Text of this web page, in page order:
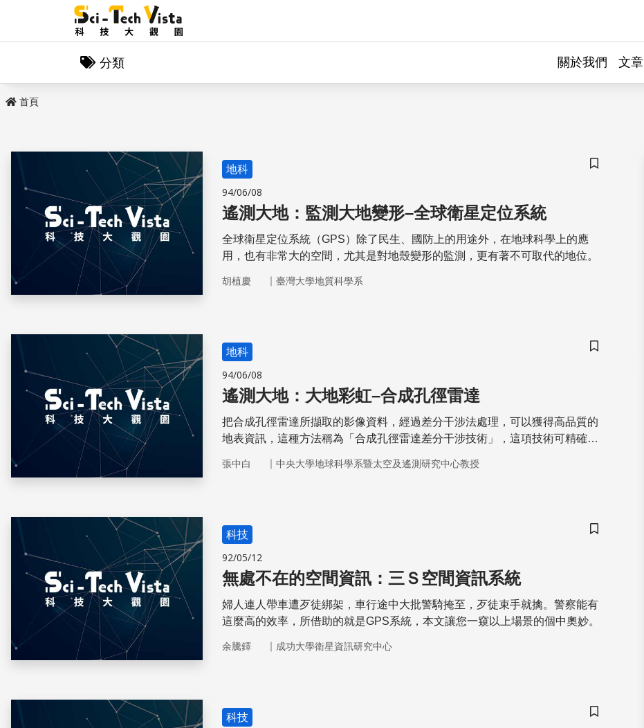
分類 關於我們 文章
首頁
儲存書籤
地科
94/06/08
遙測大地：監測大地變形–全球衛星定位系統
全球衛星定位系統（GPS）除了民生、國防上的用途外，在地球科學上的應
用，也有非常大的空間，尤其是對地殼變形的監測，更有著不可取代的地位。
胡植慶 ｜ 臺灣大學地質科學系
儲存書籤
地科
94/06/08
遙測大地：大地彩虹–合成孔徑雷達
把合成孔徑雷達所擷取的影像資料，經過差分干涉法處理，可以獲得高品質的
地表資訊，這種方法稱為「合成孔徑雷達差分干涉技術」，這項技術可精確地
張中白 ｜ 中央大學地球科學系暨太空及遙測研究中心教授
儲存書籤
科技
92/05/12
無處不在的空間資訊：三Ｓ空間資訊系統
婦人連人帶車遭歹徒綁架，車行途中大批警騎掩至，歹徒束手就擒。警察能有
這麼高的效率，所借助的就是GPS系統，本文讓您一窺以上場景的個中奧妙。
余騰鐸 ｜ 成功大學衛星資訊研究中心
儲存書籤
科技